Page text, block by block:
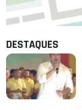
DESTAQUES